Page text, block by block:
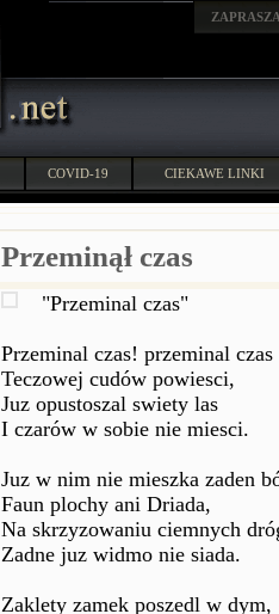
COVID-19 CIEKAWE LINKI
Przeminął czas
"Przeminal czas"
Przeminal czas! przeminal czas
Teczowej cudów powiesci,
Juz opustoszal swiety las
I czarów w sobie nie miesci.
Juz w nim nie mieszka zaden
Faun plochy ani Driada,
Na skrzyzowaniu ciemnych
Zadne juz widmo nie siada.
Zaklety zamek poszedl w dym,